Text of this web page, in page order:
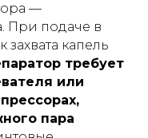
—
При подаче в
капель
требует
или
пара